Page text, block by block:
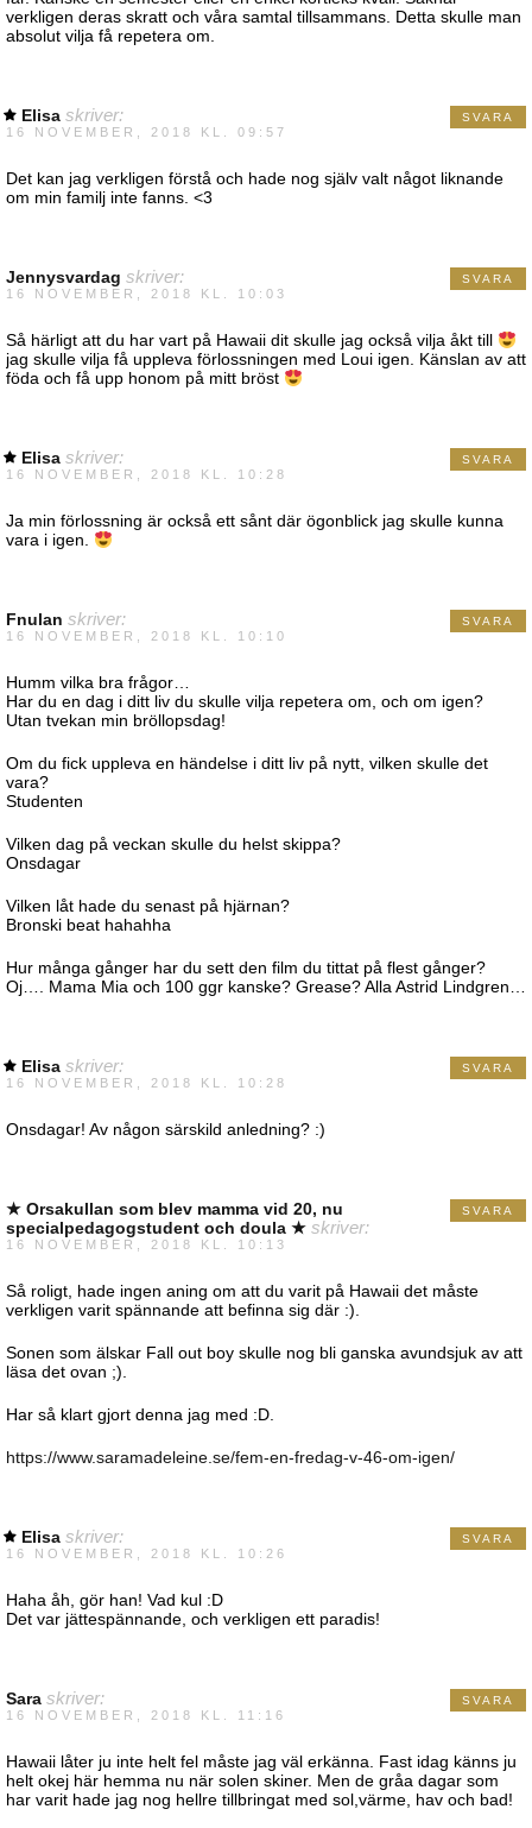
verkligen deras skratt och våra samtal tillsammans. Detta skulle man
absolut vilja få repetera om.
Elisa skriver:
16 NOVEMBER, 2018 KL. 09:57
Det kan jag verkligen förstå och hade nog själv valt något liknande
om min familj inte fanns. <3
SVARA
Jennysvardag skriver:
16 NOVEMBER, 2018 KL. 10:03
Så härligt att du har vart på Hawaii dit skulle jag också vilja åkt till
jag skulle vilja få uppleva förlossningen med Loui igen. Känslan av att
föda och få upp honom på mitt bröst
SVARA
Elisa skriver:
16 NOVEMBER, 2018 KL. 10:28
Ja min förlossning är också ett sånt där ögonblick jag skulle kunna
vara i igen.
SVARA
Fnulan skriver:
16 NOVEMBER, 2018 KL. 10:10
Humm vilka bra frågor…
Har du en dag i ditt liv du skulle vilja repetera om, och om igen?
Utan tvekan min bröllopsdag!
Om du fick uppleva en händelse i ditt liv på nytt, vilken skulle det
vara?
Studenten
Vilken dag på veckan skulle du helst skippa?
Onsdagar
Vilken låt hade du senast på hjärnan?
Bronski beat hahahha
Hur många gånger har du sett den film du tittat på flest gånger?
Oj…. Mama Mia och 100 ggr kanske? Grease? Alla Astrid Lindgren…
SVARA
Elisa skriver:
16 NOVEMBER, 2018 KL. 10:28
Onsdagar! Av någon särskild anledning? :)
SVARA
★ Orsakullan som blev mamma vid 20, nu
specialpedagogstudent och doula ★ skriver:
16 NOVEMBER, 2018 KL. 10:13
Så roligt, hade ingen aning om att du varit på Hawaii det måste
verkligen varit spännande att befinna sig där :).
Sonen som älskar Fall out boy skulle nog bli ganska avundsjuk av att
läsa det ovan ;).
Har så klart gjort denna jag med :D.
https://www.saramadeleine.se/fem-en-fredag-v-46-om-igen/
SVARA
Elisa skriver:
16 NOVEMBER, 2018 KL. 10:26
Haha åh, gör han! Vad kul :D
Det var jättespännande, och verkligen ett paradis!
SVARA
Sara skriver:
16 NOVEMBER, 2018 KL. 11:16
Hawaii låter ju inte helt fel måste jag väl erkänna. Fast idag känns ju
helt okej här hemma nu när solen skiner. Men de gråa dagar som
har varit hade jag nog hellre tillbringat med sol,värme, hav och bad!
SVARA